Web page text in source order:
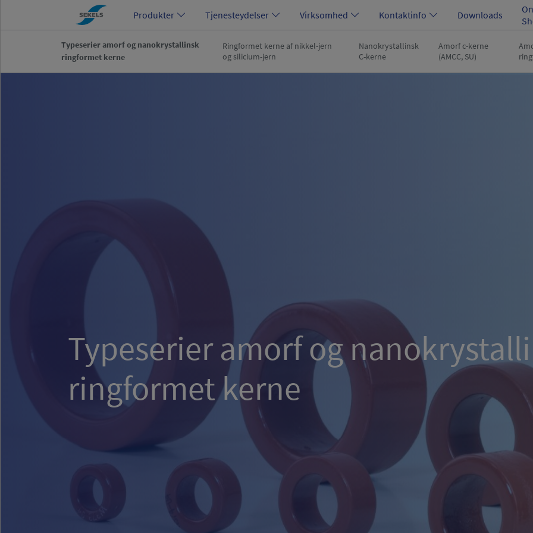
Produkter Tjenesteydelser Virksomhed Kontaktinfo Downloads
Typeserier amorf og nanokrystallinsk
ringformet kerne
Ringformet kerne af nikkel-jern
og silicium-jern
Nanokrystallinsk
C-kerne
Amorf c-kerne
(AMCC, SU)
Typeserier amorf og
ringformet kerne